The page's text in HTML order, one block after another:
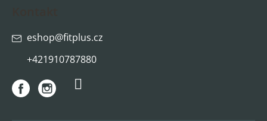
eshop@fitplus.cz
+421910787880